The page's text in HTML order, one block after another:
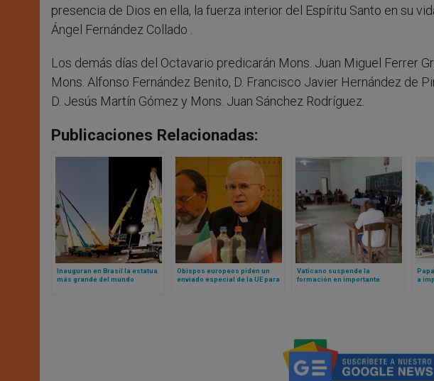
presencia de Dios en ella, la fuerza interior del Espíritu Santo en su
Ángel Fernández Collado .
Los demás días del Octavario predicarán Mons. Juan Miguel Ferrer
Mons. Alfonso Fernández Benito, D. Francisco Javier Hernández de
D. Jesús Martín Gómez y Mons. Juan Sánchez Rodríguez.
Publicaciones Relacionadas:
Inauguran en Brasil la estatua
más grande del mundo
Obispos europeos piden un
enviado especial de la UE para
Vaticano suspende la
formación en importante
a